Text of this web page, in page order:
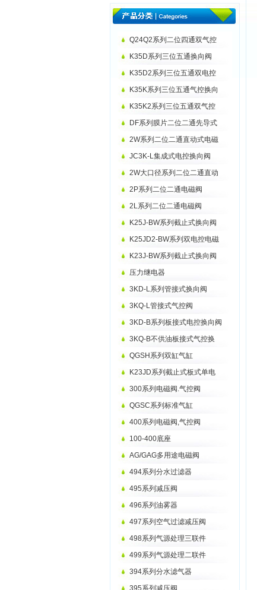
Q24Q2系列二位四通双气控
K35D系列三位五通换向阀
K35D2系列三位五通双电控
K35K系列三位五通气控换向
K35K2系列三位五通双气控
DF系列膜片二位二通先导式
2W系列二位二通直动式电磁
JC3K-L集成式电控换向阀
2W大口径系列二位二通直动
2P系列二位二通电磁阀
2L系列二位二通电磁阀
K25J-BW系列截止式换向阀
K25JD2-BW系列双电控电磁
K23J-BW系列截止式换向阀
压力继电器
3KD-L系列管接式换向阀
3KQ-L管接式气控阀
3KD-B系列板接式电控换向阀
3KQ-B不供油板接式气控换
QGSH系列双缸气缸
K23JD系列截止式板式单电
300系列电磁阀.气控阀
QGSC系列标准气缸
400系列电磁阀,气控阀
100-400底座
AG/GAG多用途电磁阀
494系列分水过滤器
495系列减压阀
496系列油雾器
497系列空气过滤减压阀
498系列气源处理三联件
499系列气源处理二联件
394系列分水滤气器
395系列减压阀